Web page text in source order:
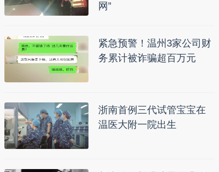
网”
紧急预警！温州3家公司财
务累计被诈骗超百万元
浙南首例三代试管宝宝在
温医大附一院出生